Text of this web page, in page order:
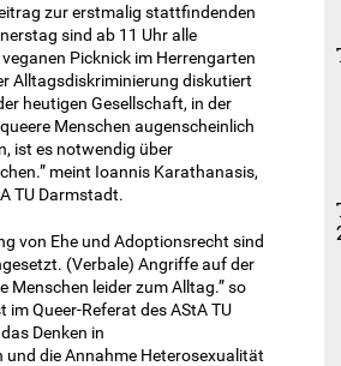
zur erstmalig stattfindenden
sind ab 11 Uhr alle
Picknick im Herrengarten
Alltagsdiskriminierung diskutiert
heutigen Gesellschaft, in der
Menschen augenscheinlich
ist es notwendig über
meint Ioannis Karathanasis,
TU Darmstadt.
von Ehe und Adoptionsrecht sind
(Verbale) Angriffe auf der
Menschen leider zum Alltag.” so
im Queer-Referat des AStA TU
Denken in
und die Annahme Heterosexualität